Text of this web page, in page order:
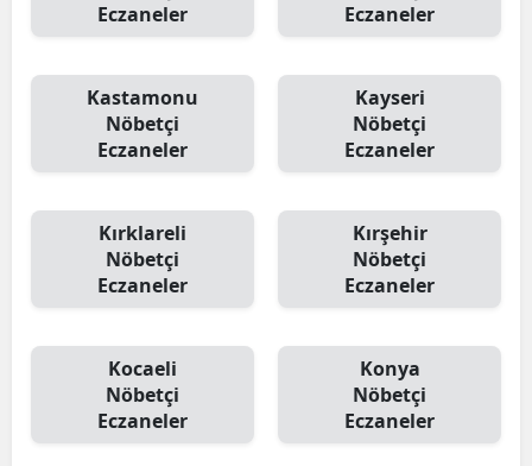
Eczaneler
Eczaneler
Kastamonu
Nöbetçi
Eczaneler
Kayseri
Nöbetçi
Eczaneler
Kırklareli
Nöbetçi
Eczaneler
Kırşehir
Nöbetçi
Eczaneler
Kocaeli
Nöbetçi
Eczaneler
Konya
Nöbetçi
Eczaneler